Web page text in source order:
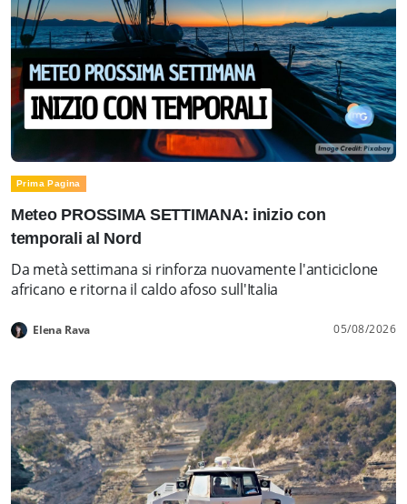
Prima Pagina
Meteo PROSSIMA SETTIMANA: inizio con
temporali al Nord
Da metà settimana si rinforza nuovamente l'anticiclone
africano e ritorna il caldo afoso sull'Italia
Elena Rava 05/08/2026